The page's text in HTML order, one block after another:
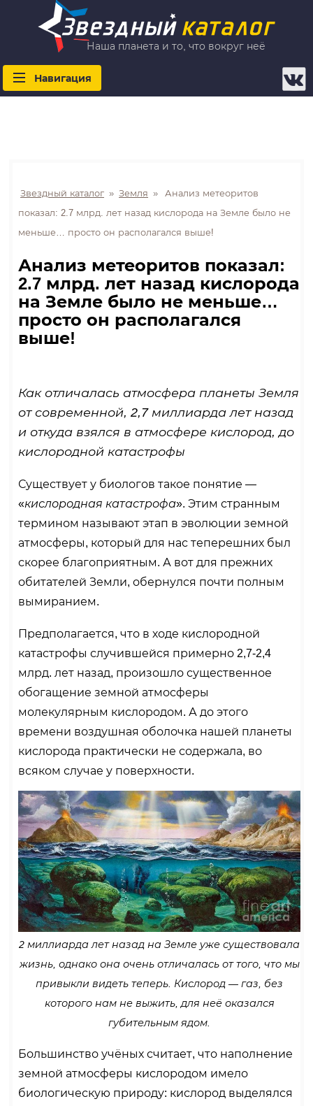
Наша планета и то, что вокруг неё
Навигация
Звездный каталог » Земля »
Анализ метеоритов
показал: 2.7 млрд. лет назад кислорода на Земле было не
меньше… просто он располагался выше!
Анализ метеоритов показал:
2.7 млрд. лет назад кислорода
на Земле было не меньше…
просто он располагался
выше!
Как отличалась атмосфера планеты Земля
от современной, 2,7 миллиарда лет назад
и откуда взялся в атмосфере кислород, до
кислородной катастрофы
Существует у биологов такое понятие —
«кислородная катастрофа». Этим странным
термином называют этап в эволюции земной
атмосферы, который для нас теперешних был
скорее благоприятным. А вот для прежних
обитателей Земли, обернулся почти полным
вымиранием.
Предполагается, что в ходе кислородной
катастрофы случившейся примерно 2,7-2,4
млрд. лет назад, произошло существенное
обогащение земной атмосферы
молекулярным кислородом. А до этого
времени воздушная оболочка нашей планеты
кислорода практически не содержала, во
всяком случае у поверхности.
2 миллиарда лет назад на Земле уже существовала
жизнь, однако она очень отличалась от того, что мы
привыкли видеть теперь. Кислород — газ, без
которого нам не выжить, для неё оказался
губительным ядом.
Большинство учёных считает, что наполнение
земной атмосферы кислородом имело
биологическую природу: кислород выделялся